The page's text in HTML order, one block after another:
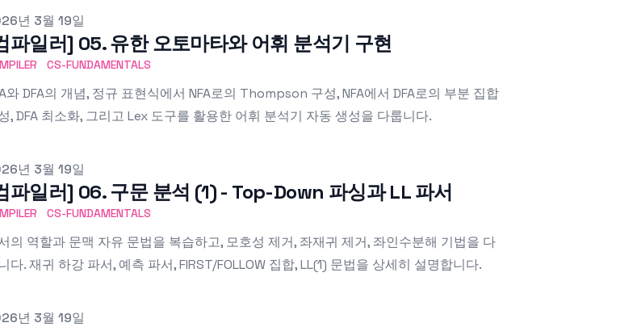
on
년 3월 19일
파일러] 05. 유한 오토마타와 어휘 분석기 구현
CS-FUNDAMENTALS
와 DFA의 개념, 정규 표현식에서 NFA로의 Thompson 구성, NFA에서 DFA로의 부분 집합
, DFA 최소화, 그리고 Lex 도구를 활용한 어휘 분석기 자동 생성을 다룹니다.
on
년 3월 19일
파일러] 06. 구문 분석 (1) - Top-Down 파싱과 LL 파서
CS-FUNDAMENTALS
의 역할과 문맥 자유 문법을 복습하고, 모호성 제거, 좌재귀 제거, 좌인수분해 기법을 다
다. 재귀 하강 파서, 예측 파서, FIRST/FOLLOW 집합, LL(1) 문법을 상세히 설명합니다.
on
년 3월 19일